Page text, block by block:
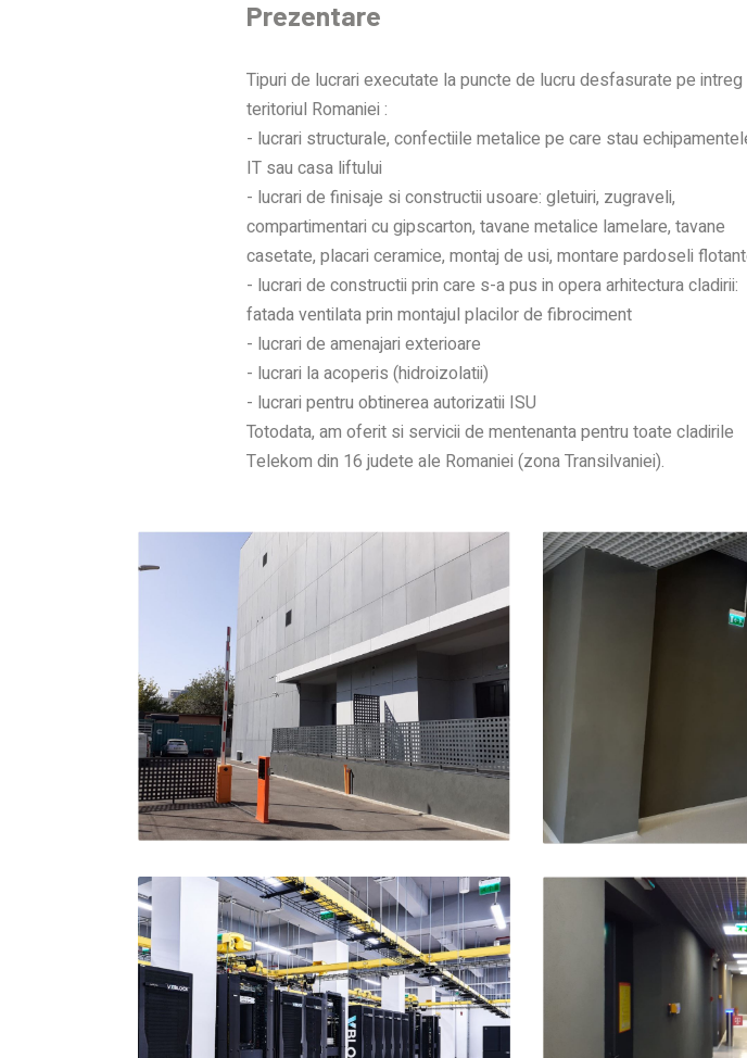
Prezentare
Tipuri de lucrari executate la puncte de lucru desfasurate pe intreg
teritoriul Romaniei :
- lucrari structurale, confectiile metalice pe care stau
IT sau casa liftului
- lucrari de finisaje si constructii usoare: gletuiri, zugraveli,
compartimentari cu gipscarton, tavane metalice lamelare, tavane
casetate, placari ceramice, montaj de usi, montare pardoseli
- lucrari de constructii prin care s-a pus in opera arhitectura cladirii:
fatada ventilata prin montajul placilor de fibrociment
- lucrari de amenajari exterioare
- lucrari la acoperis (hidroizolatii)
- lucrari pentru obtinerea autorizatii ISU
Totodata, am oferit si servicii de mentenanta pentru toate cladirile
Telekom din 16 judete ale Romaniei (zona Transilvaniei).